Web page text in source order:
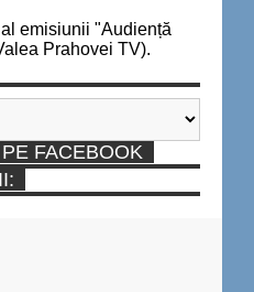
emisiunii "Audiență
Prahovei TV).
FACEBOOK